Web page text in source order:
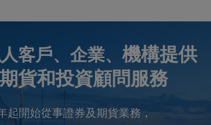
客戶、企業、 機構提供
貨和投資顧問服務
起開始從事證券及期貨業務，